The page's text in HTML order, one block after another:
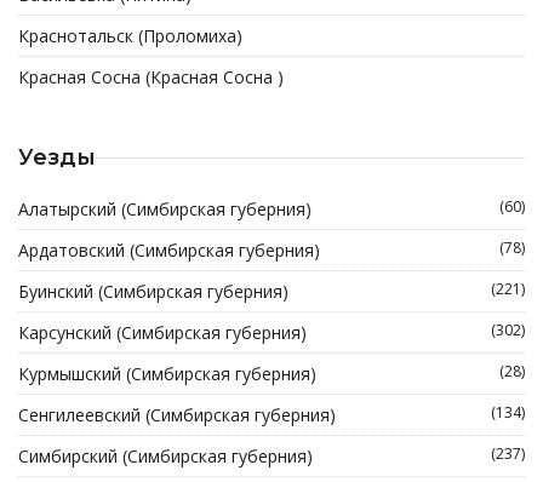
Краснотальск (Проломиха)
Красная Сосна (Красная Сосна )
Уезды
Алатырский (Симбирская губерния) (60)
Ардатовский (Симбирская губерния) (78)
Буинский (Симбирская губерния) (221)
Карсунский (Симбирская губерния) (302)
Курмышский (Симбирская губерния) (28)
Сенгилеевский (Симбирская губерния) (134)
Симбирский (Симбирская губерния) (237)